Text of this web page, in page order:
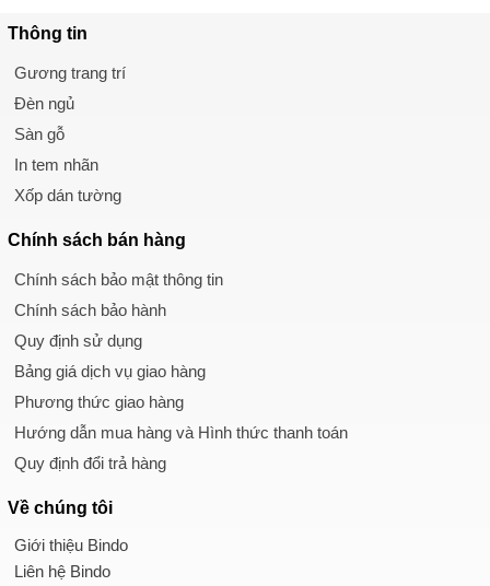
Thông tin
Gương trang trí
Đèn ngủ
Sàn gỗ
In tem nhãn
Xốp dán tường
Chính sách bán hàng
Chính sách bảo mật thông tin
Chính sách bảo hành
Quy định sử dụng
Bảng giá dịch vụ giao hàng
Phương thức giao hàng
Hướng dẫn mua hàng và Hình thức thanh toán
Quy định đổi trả hàng
Về chúng tôi
Giới thiệu Bindo
Liên hệ Bindo